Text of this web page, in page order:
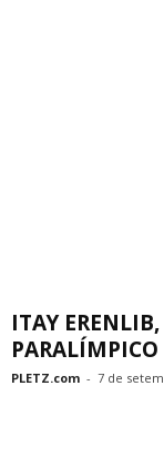
ITAY
PARALÍMPICO
PLETZ.com - 7 de